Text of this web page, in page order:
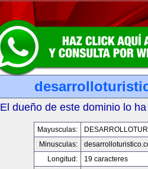
El dueño de este dominio lo
Mayusculas:
Minusculas:
Longitud:
19 caracteres